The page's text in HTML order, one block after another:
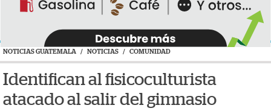
NOTICIAS GUATEMALA / NOTICIAS / COMUNIDAD
Identifican al fisicoculturista
atacado al salir del gimnasio